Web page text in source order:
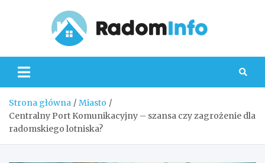
Strona główna
Miasto
Centralny Port Komunikacyjny – szansa czy zagrożenie dla
radomskiego lotniska?